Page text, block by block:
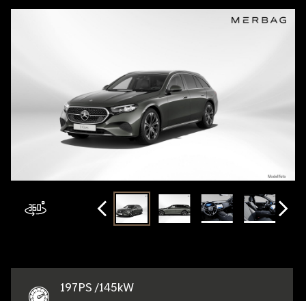
197PS /145kW